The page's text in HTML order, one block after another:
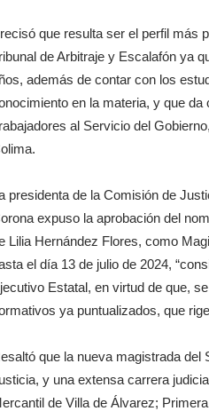
que resulta ser el perfil más
de Arbitraje y Escalafón ya
además de contar con los
en la materia, y que
al Servicio del
presidenta de la Comisión de
expuso la aprobación del
Lilia Hernández Flores, como
el día 13 de julio de 2024,
Estatal, en virtud de que,
ya puntualizados, que
que la nueva magistrada
y una extensa carrera
de Villa de Álvarez;